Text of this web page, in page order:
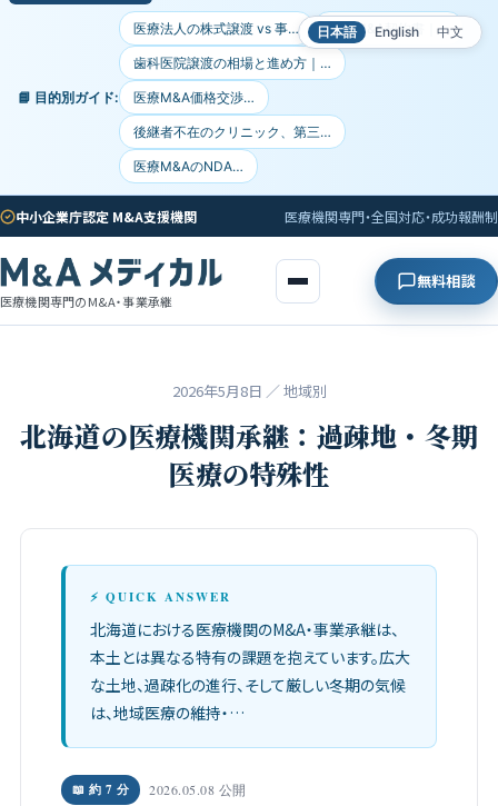
日本語 English 中文
📘 目的別ガイド:
医療法人の株式譲渡 vs 事… 医療M&A契約書｜…
歯科医院譲渡の相場と進め方｜…
医療M&A価格交渉…
後継者不在のクリニック、第三…
医療M&AのNDA…
中小企業庁認定 M&A支援機関 医療機関専門・全国対応・成功報酬制
医療機関専門のM&A・事業承継
無料相談
2026年5月8日 ／ 地域別
北海道の医療機関承継：過疎地・冬期
医療の特殊性
⚡ QUICK ANSWER
北海道における医療機関のM&A・事業承継は、
本土とは異なる特有の課題を抱えています。広大
な土地、過疎化の進行、そして厳しい冬期の気候
は、地域医療の維持・…
📖 約 7 分 2026.05.08 公開